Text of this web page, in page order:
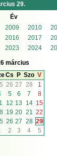
29.
Év
2009 2010
2016 2017
2023 2024
március
Cs P Szo V
26 27 28
1
5 6 7
8
12 13 14 15
19 20 21
22
26 27 28 29
2 3 4 5